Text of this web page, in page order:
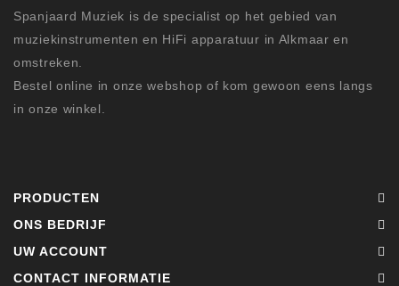
Spanjaard Muziek is de specialist op het gebied van
muziekinstrumenten en HiFi apparatuur in Alkmaar en
omstreken.
Bestel online in onze webshop of kom gewoon eens langs
in onze winkel.
PRODUCTEN
ONS BEDRIJF
UW ACCOUNT
CONTACT INFORMATIE